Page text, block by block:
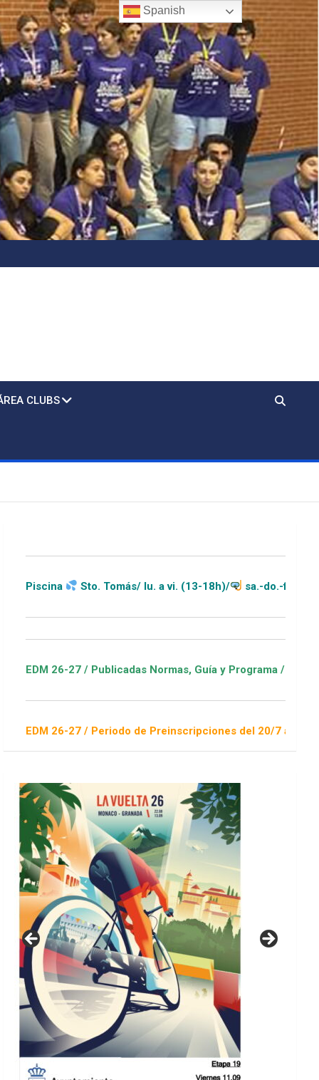
CLUBS
Sto. Tomás/ lu. a vi. (13-18h)/ sa.-do.-festivos (11-20h)
/ Publicadas Normas, Guía y Programa / ver Escuelas
/ Periodo de Preinscripciones del 20/7 al 16/8 / Sorteo 1 de
Spanish